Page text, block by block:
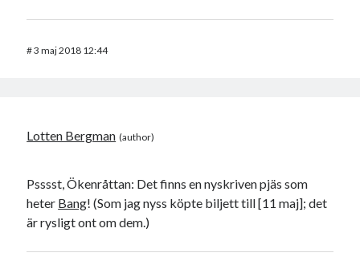
#3 maj 2018 12:44
Lotten Bergman
Psssst, Ökenråttan: Det finns en nyskriven pjäs som
heter Bang! (Som jag nyss köpte biljett till [11 maj]; det
är rysligt ont om dem.)